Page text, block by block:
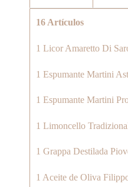
16 Artículos
1 Licor Amaretto Di
1 Espumante Martini
1 Espumante Martini
1 Limoncello
1 Grappa Destilada
1 Aceite de Oliva